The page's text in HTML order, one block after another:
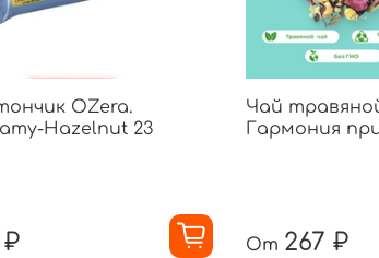
OZera.
Hazelnut 23
₽
Чай
Гармония
От 267 ₽